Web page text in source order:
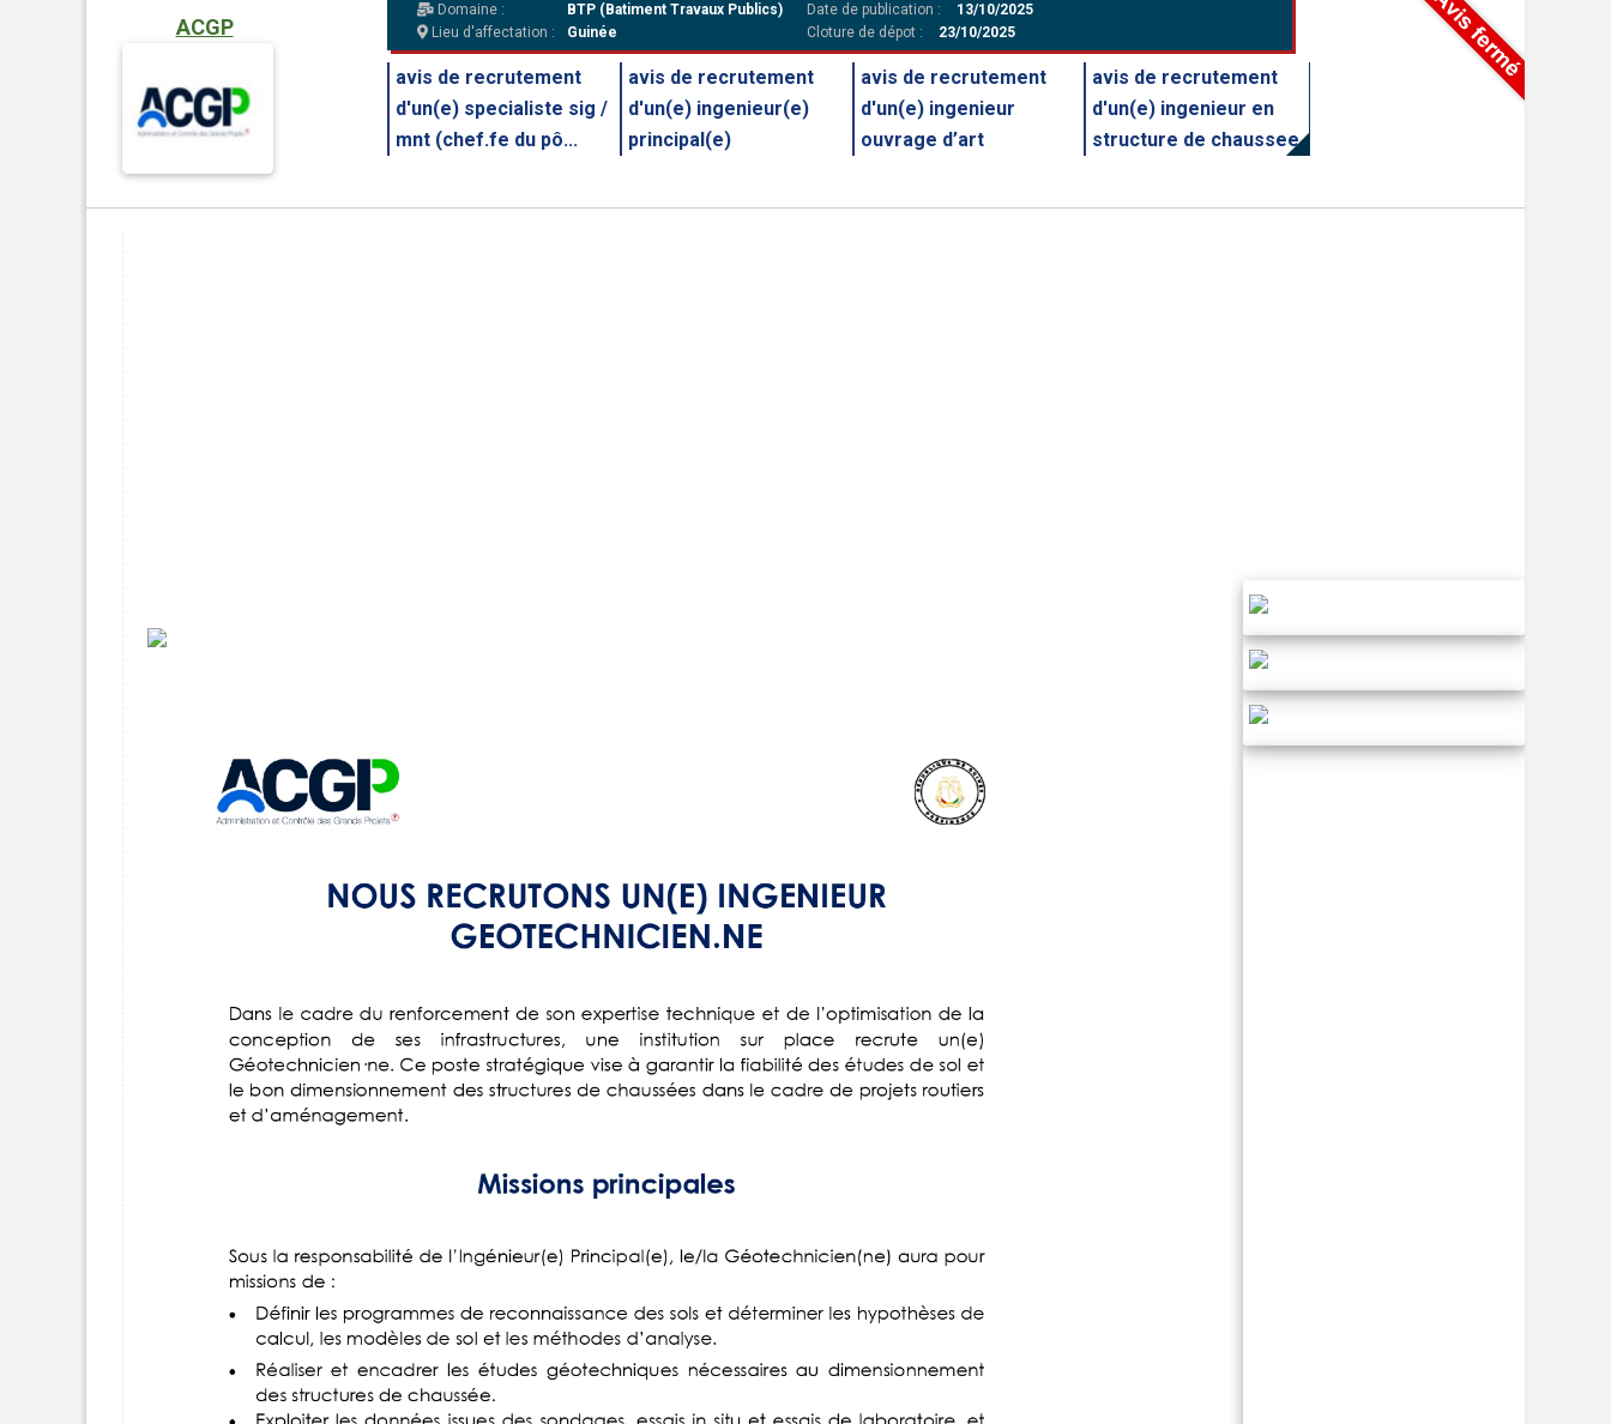
ACGP
Domaine :
BTP (Batiment Travaux Publics)
Lieu d'affectation :
Guinée
Date de publication :
13/10/2025
Cloture de dépot :
23/10/2025
avis de recrutement
d'un(e) specialiste sig /
mnt (chef.fe du pô...
avis de recrutement
d'un(e) ingenieur(e)
principal(e)
avis de recrutement
d'un(e) ingenieur
ouvrage d’art
avis de recrutement
d'un(e) ingenieur en
structure de chaussee